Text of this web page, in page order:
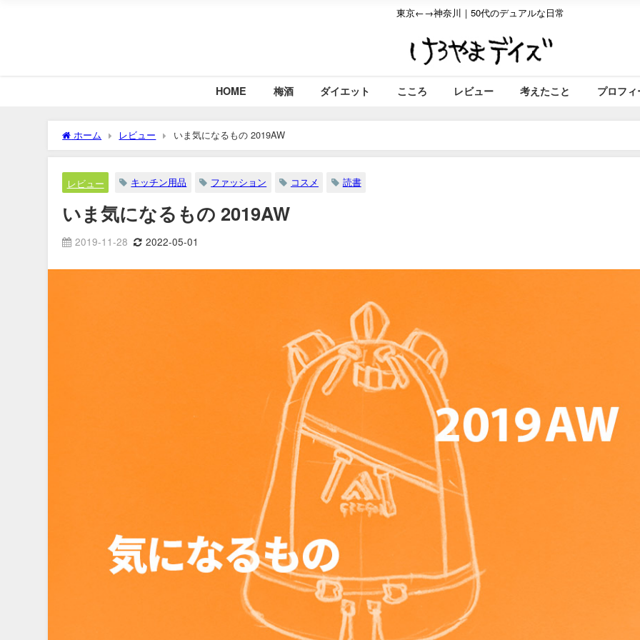
東京←→神奈川｜50代のデュアルな日常
HOME 梅酒 ダイエット こころ レビュー 考えたこと プロフィ
ホーム レビュー いま気になるもの 2019AW
レビュー キッチン用品 ファッション コスメ 読書
いま気になるもの 2019AW
2019-11-28 2022-05-01